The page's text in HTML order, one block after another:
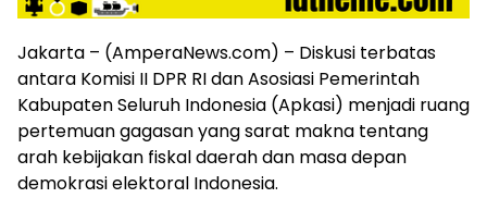
siber
lainnya,
desain
Koran
dan
media
siber
lebih
Jakarta – (AmperaNews.com) – Diskusi terbatas
antara Komisi II DPR RI dan Asosiasi Pemerintah
Kabupaten Seluruh Indonesia (Apkasi) menjadi ruang
pertemuan gagasan yang sarat makna tentang
arah kebijakan fiskal daerah dan masa depan
demokrasi elektoral Indonesia.